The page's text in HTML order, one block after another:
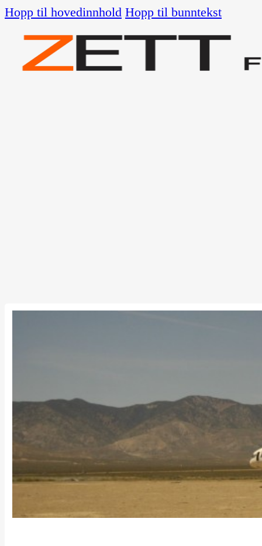
Hopp til hovedinnhold Hopp til bunntekst